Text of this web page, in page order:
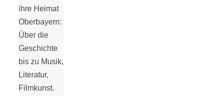
ihre Heimat
Oberbayern:
Über die
Geschichte
bis zu Musik,
Literatur,
Filmkunst.